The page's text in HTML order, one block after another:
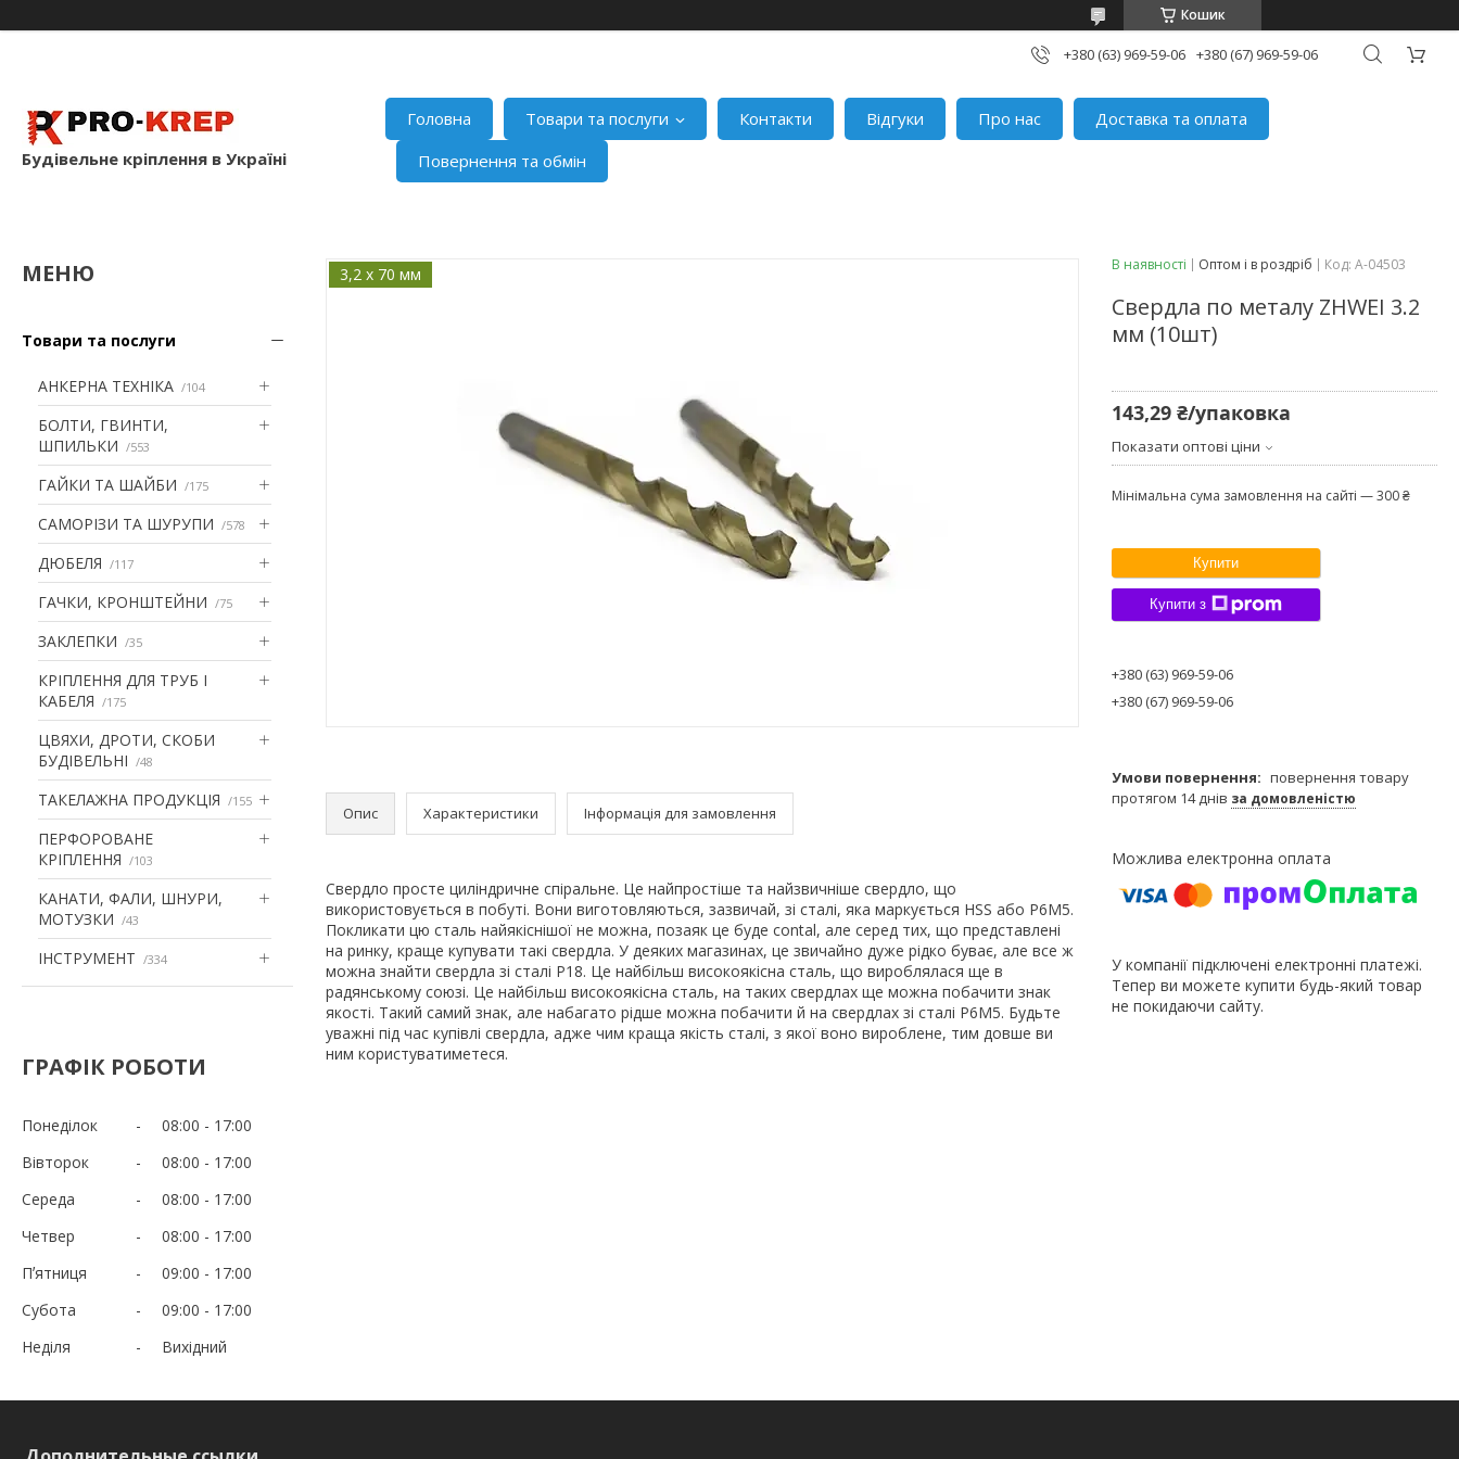
Кошик
+380 (63) 969-59-06 +380 (67) 969-59-06
Будівельне кріплення в Україні
Головна Товари та послуги Контакти Відгуки Про нас
Доставка та оплата
Повернення та обмін
Товари та послуги
АНКЕРНА ТЕХНІКА 104
БОЛТИ, ГВИНТИ,
ШПИЛЬКИ
553
ГАЙКИ ТА ШАЙБИ 175
САМОРІЗИ ТА ШУРУПИ 578
ДЮБЕЛЯ 117
ГАЧКИ, КРОНШТЕЙНИ 75
ЗАКЛЕПКИ 35
КРІПЛЕННЯ ДЛЯ ТРУБ І
КАБЕЛЯ
175
ЦВЯХИ, ДРОТИ, СКОБИ
БУДІВЕЛЬНІ
48
ТАКЕЛАЖНА ПРОДУКЦІЯ 155
ПЕРФОРОВАНЕ
КРІПЛЕННЯ
103
КАНАТИ, ФАЛИ, ШНУРИ,
МОТУЗКИ
43
ІНСТРУМЕНТ 334
ГРАФІК РОБОТИ
Понеділок 08:00
17:00
Вівторок
08:00
17:00
Середа
08:00
17:00
Четвер
08:00
17:00
Пʼятниця
09:00
17:00
Субота
09:00
17:00
Неділя
Вихідний
3,2 x 70 мм
Опис Характеристики Інформація для замовлення
Свердло просте циліндричне спіральне. Це найпростіше та найзвичніше свердло, що
використовується в побуті. Вони виготовляються, зазвичай, зі сталі, яка маркується HSS або Р6М5.
Покликати цю сталь найякіснішої не можна, позаяк це буде contal, але серед тих, що представлені
на ринку, краще купувати такі свердла. У деяких магазинах, це звичайно дуже рідко буває, але все ж
можна знайти свердла зі сталі Р18. Це найбільш високоякісна сталь, що вироблялася ще в
радянському союзі. Це найбільш високоякісна сталь, на таких свердлах ще можна побачити знак
якості. Такий самий знак, але набагато рідше можна побачити й на свердлах зі сталі Р6М5. Будьте
уважні під час купівлі свердла, адже чим краща якість сталі, з якої воно вироблене, тим довше ви
ним користуватиметеся.
В наявності Оптом і в роздріб Код: A-04503
Свердла по металу ZHWEI 3.2
мм (10шт)
143,29 ₴/упаковка
Показати оптові ціни
Мінімальна сума замовлення на сайті — 300 ₴
Купити
Купити з
+380 (63) 969-59-06
+380 (67) 969-59-06
повернення товару
протягом 14 днів за домовленістю
У компанії підключені електронні платежі.
Тепер ви можете купити будь-який товар
не покидаючи сайту.